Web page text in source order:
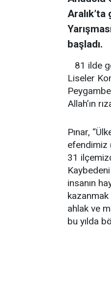
başladı.
81 ilde
Liseler
Allah’ın
Pınar,
efendimiz
31
insanın
ahlak ve
bu yılda